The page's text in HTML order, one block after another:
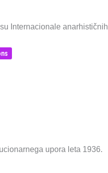
Internacionale anarhističnih
upora leta 1936.